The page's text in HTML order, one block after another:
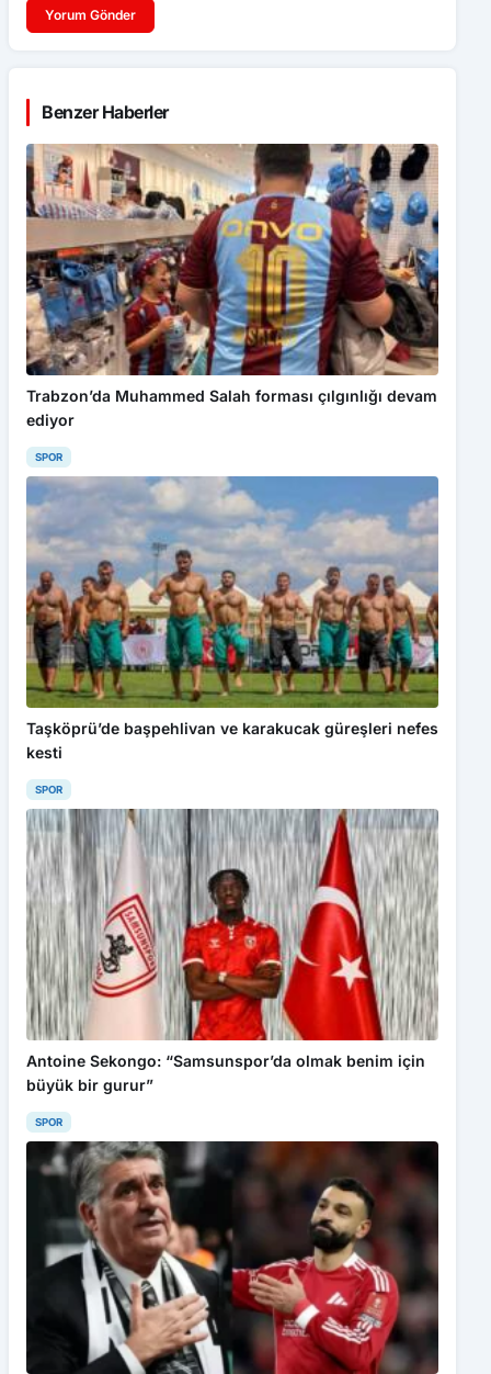
Yorum Gönder
Benzer Haberler
Trabzon’da Muhammed Salah forması çılgınlığı devam
ediyor
SPOR
Taşköprü’de başpehlivan ve karakucak güreşleri nefes
kesti
SPOR
Antoine Sekongo: “Samsunspor’da olmak benim için
büyük bir gurur”
SPOR